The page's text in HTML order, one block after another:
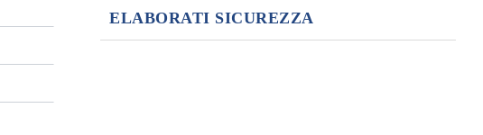
ELABORATI SICUREZZA